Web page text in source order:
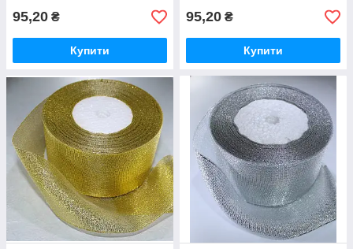
95,20 ₴
Купити
95,20 ₴
Купити